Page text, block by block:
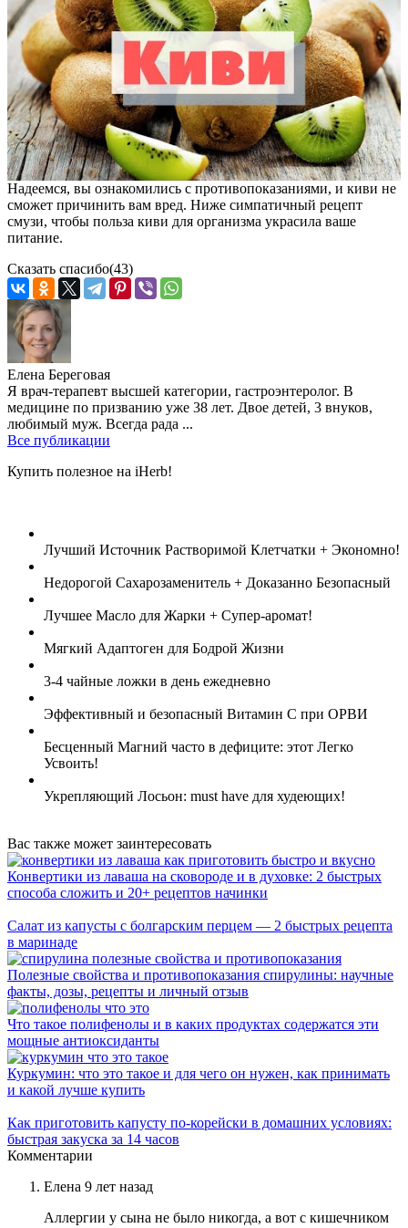
Надеемся, вы ознакомились с противопоказаниями, и киви не
сможет причинить вам вред. Ниже симпатичный рецепт
смузи, чтобы польза киви для организма украсила ваше
питание.
Сказать спасибо(43)
Елена Береговая
Я врач-терапевт высшей категории, гастроэнтеролог. В
медицине по призванию уже 38 лет. Двое детей, 3 внуков,
любимый муж. Всегда рада ...
Все публикации
Купить полезное на iHerb!
Лучший Источник Растворимой Клетчатки + Экономно!
Недорогой Сахарозаменитель + Доказанно Безопасный
Лучшее Масло для Жарки + Супер-аромат!
Мягкий Адаптоген для Бодрой Жизни
3-4 чайные ложки в день ежедневно
Эффективный и безопасный Витамин С при ОРВИ
Бесценный Магний часто в дефиците: этот Легко
Усвоить!
Укрепляющий Лосьон: must have для худеющих!
Вас также может заинтересовать
Конвертики из лаваша на сковороде и в духовке: 2 быстрых
способа сложить и 20+ рецептов начинки
Салат из капусты с болгарским перцем — 2 быстрых рецепта
в маринаде
Полезные свойства и противопоказания спирулины: научные
факты, дозы, рецепты и личный отзыв
Что такое полифенолы и в каких продуктах содержатся эти
мощные антиоксиданты
Куркумин: что это такое и для чего он нужен, как принимать
и какой лучше купить
Как приготовить капусту по-корейски в домашних условиях:
быстрая закуска за 14 часов
Комментарии
Елена 9 лет назад
Аллергии у сына не было никогда, а вот с кишечником